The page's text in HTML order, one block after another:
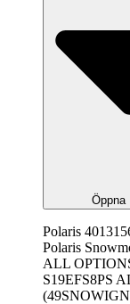
Öppna
Polaris
Polaris
ALL
S19EFS8PS